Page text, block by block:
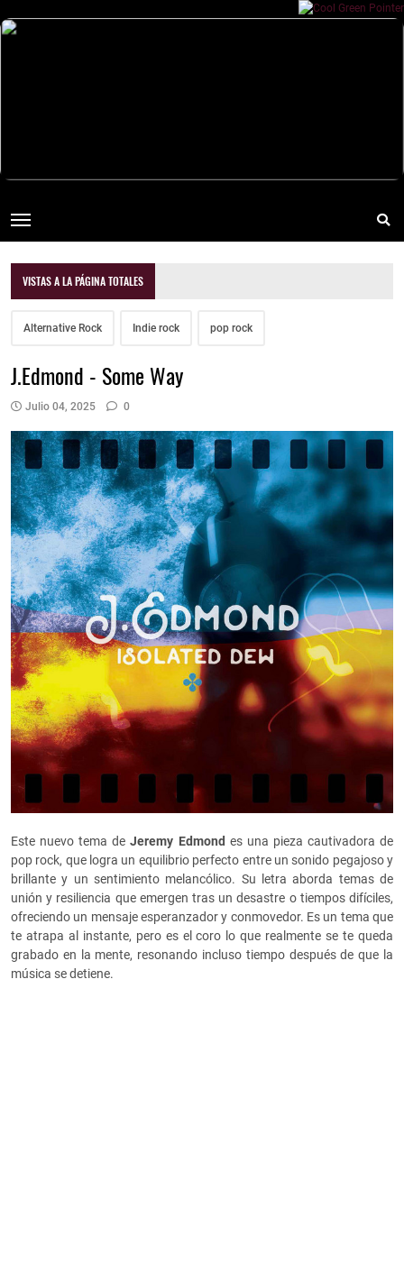
VISTAS A LA PÁGINA TOTALES
Alternative Rock Indie rock pop rock
J.Edmond - Some Way
Julio 04, 2025 0
Este nuevo tema deJeremy Edmond es una pieza cautivadora de
pop rock, que logra un equilibrio perfecto entre un sonido pegajoso y
brillante y un sentimiento melancólico. Su letra aborda temas de
unión y resiliencia que emergen tras un desastre o tiempos difíciles,
ofreciendo un mensaje esperanzador y conmovedor. Es un tema que
te atrapa al instante, pero es el coro lo que realmente se te queda
grabado en la mente, resonando incluso tiempo después de que la
música se detiene.